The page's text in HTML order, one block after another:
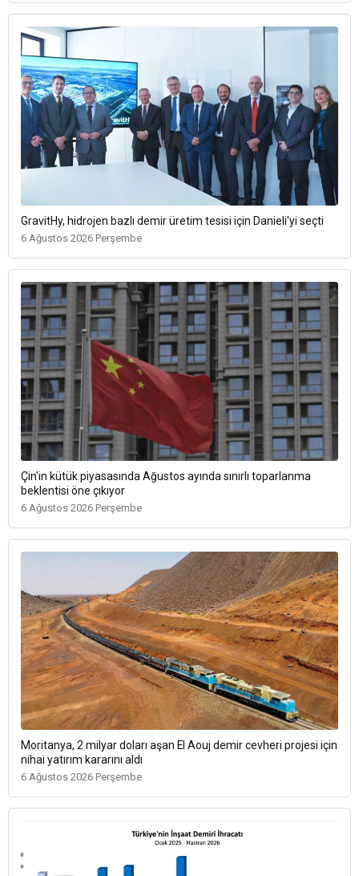
GravitHy, hidrojen bazlı demir üretim tesisi için Danieli'yi seçti
6 Ağustos 2026 Perşembe
Çin'in kütük piyasasında Ağustos ayında sınırlı toparlanma
beklentisi öne çıkıyor
6 Ağustos 2026 Perşembe
Moritanya, 2 milyar doları aşan El Aouj demir cevheri projesi için
nihai yatırım kararını aldı
6 Ağustos 2026 Perşembe